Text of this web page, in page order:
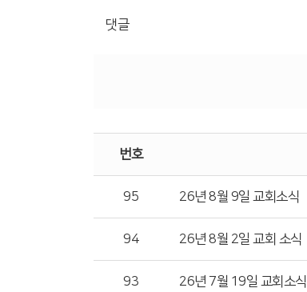
댓글
번호
95 26년 8월 9일 교회소식
94 26년 8월 2일 교회 소식
93 26년 7월 19일 교회소식